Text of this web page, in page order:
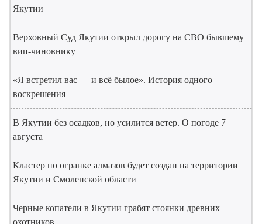
Якутии
Верховный Суд Якутии открыл дорогу на СВО бывшему
вип-чиновнику
«Я встретил вас — и всё былое». История одного
воскрешения
В Якутии без осадков, но усилится ветер. О погоде 7
августа
Кластер по огранке алмазов будет создан на территории
Якутии и Смоленской области
Черные копатели в Якутии грабят стоянки древних
охотников